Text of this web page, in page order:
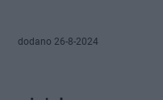
dodano 26-8-2024